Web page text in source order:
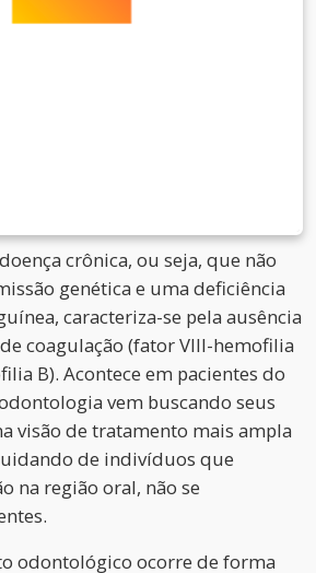
crônica, ou seja, que não
genética e uma deficiência
caracteriza-se pela ausência
coagulação (fator VIII-hemofilia
B). Acontece em pacientes do
vem buscando seus
visão de tratamento mais ampla
de indivíduos que
na região oral, não se
odontológico ocorre de forma